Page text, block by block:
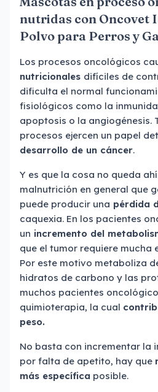
nutridas con Oncovet
Polvo para Perros y
Los procesos oncológicos
nutricionales difíciles de
dificulta el normal
fisiológicos como la
apoptosis o la angiogénesis.
procesos ejercen un papel
desarrollo de un cáncer.
Y es que la cosa no queda
malnutrición en general que
puede producir una pérdida
caquexia. En los pacientes
un incremento del
que el tumor requiere mucha
Por este motivo metaboliza
hidratos de carbono y las
muchos pacientes
quimioterapia, la cual
peso.
No basta con incrementar la
por falta de apetito, hay que
más específica posible.